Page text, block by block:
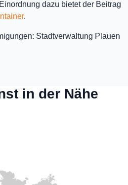
dazu bietet der Beitrag
.
Stadtverwaltung Plauen
in der Nähe